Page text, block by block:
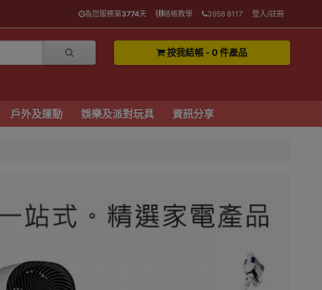
為您服務第3774天 結帳教學 3956 8117 登入/註冊
按我結帳 - 0 件產品
戶外及運動 娛樂及派對玩具 資訊分享